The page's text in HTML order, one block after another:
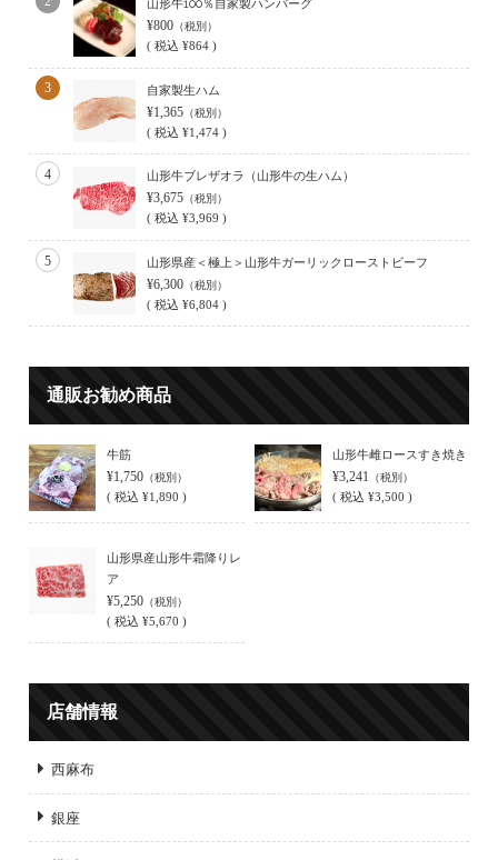
山形牛100％自家製ハンバーグ
¥800 （税別）
( 税込 ¥864 )
3 自家製生ハム
¥1,365 （税別）
( 税込 ¥1,474 )
4 山形牛ブレザオラ（山形牛の生ハム）
¥3,675 （税別）
( 税込 ¥3,969 )
5 山形県産＜極上＞山形牛ガーリックローストビーフ
¥6,300 （税別）
( 税込 ¥6,804 )
通販お勧め商品
牛筋
¥1,750 （税別）
( 税込 ¥1,890 )
山形牛雌ロースすき焼き
¥3,241 （税別）
( 税込 ¥3,500 )
山形県産山形牛霜降りレ
ア
¥5,250 （税別）
( 税込 ¥5,670 )
店舗情報
西麻布
銀座